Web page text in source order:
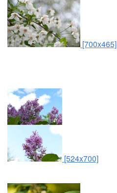
[700x465]
[524x700]